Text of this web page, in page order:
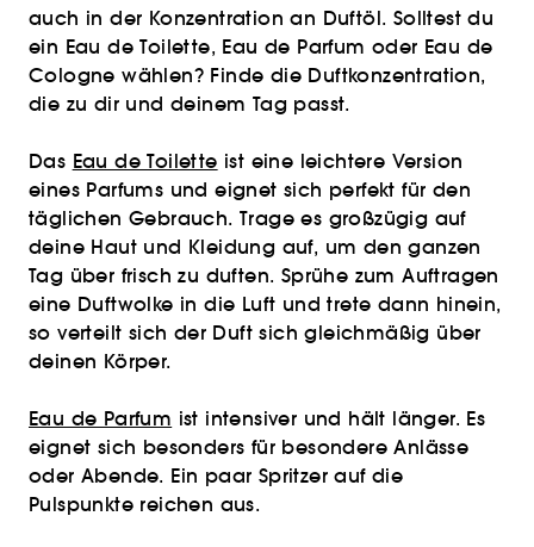
auch in der Konzentration an Duftöl. Solltest du
ein Eau de Toilette, Eau de Parfum oder Eau de
Cologne wählen? Finde die Duftkonzentration,
die zu dir und deinem Tag passt.
Das Eau de Toilette ist eine leichtere Version
eines Parfums und eignet sich perfekt für den
täglichen Gebrauch. Trage es großzügig auf
deine Haut und Kleidung auf, um den ganzen
Tag über frisch zu duften. Sprühe zum Auftragen
eine Duftwolke in die Luft und trete dann hinein,
so verteilt sich der Duft sich gleichmäßig über
deinen Körper.
Eau de Parfum ist intensiver und hält länger. Es
eignet sich besonders für besondere Anlässe
oder Abende. Ein paar Spritzer auf die
Pulspunkte reichen aus.